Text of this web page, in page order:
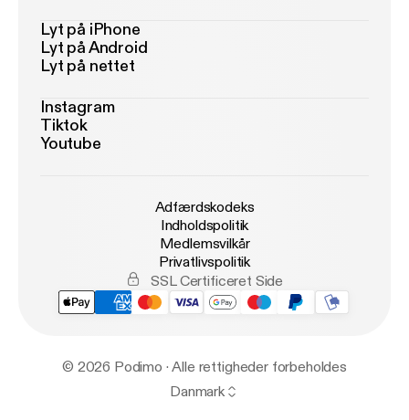
Lyt på iPhone
Lyt på Android
Lyt på nettet
Instagram
Tiktok
Youtube
Adfærdskodeks
Indholdspolitik
Medlemsvilkår
Privatlivspolitik
SSL Certificeret Side
© 2026 Podimo · Alle rettigheder forbeholdes
Danmark